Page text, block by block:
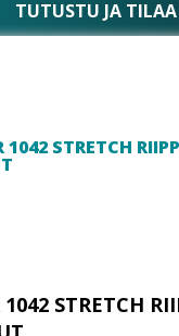
TUTUSTU JA TILAA
STRETCH